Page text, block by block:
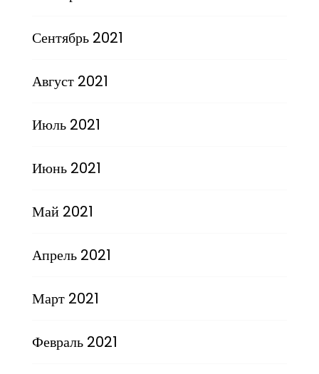
Сентябрь 2021
Август 2021
Июль 2021
Июнь 2021
Май 2021
Апрель 2021
Март 2021
Февраль 2021